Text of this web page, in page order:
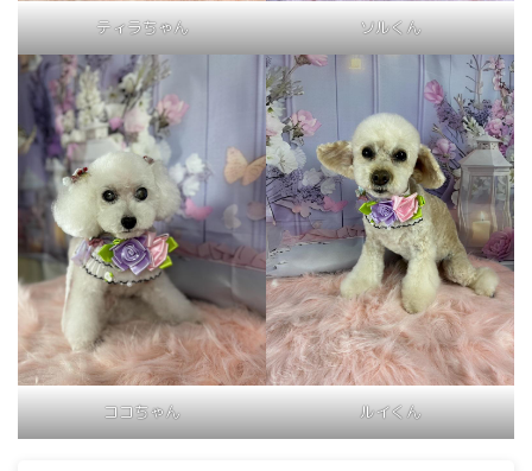
ティラちゃん ソルくん
ココちゃん ルイくん